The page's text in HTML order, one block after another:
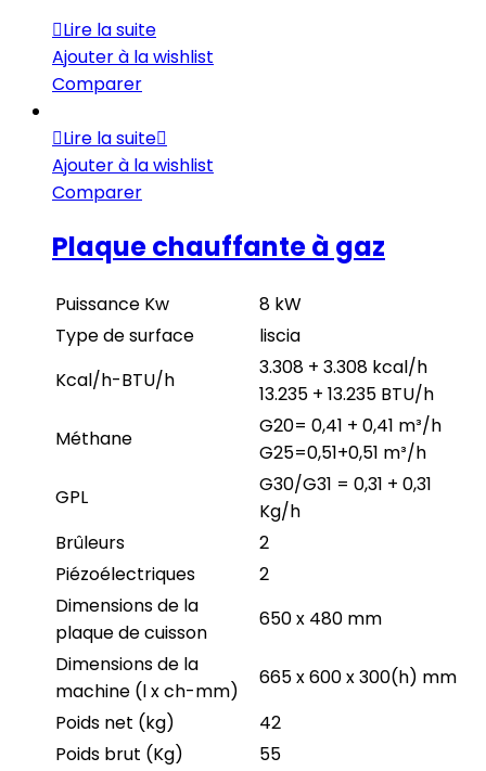
Lire la suite
Ajouter à la wishlist
Comparer
Lire la suite
Ajouter à la wishlist
Comparer
Plaque chauffante à gaz
Puissance Kw
8 kW
Type de surface
liscia
Kcal/h-BTU/h
3.308 + 3.308 kcal/h
13.235 + 13.235 BTU/h
Méthane
G20= 0,41 + 0,41 m³/h
G25=0,51+0,51 m³/h
GPL
G30/G31 = 0,31 + 0,31
Kg/h
Brûleurs
2
Piézoélectriques
2
Dimensions de la
plaque de cuisson
650 x 480 mm
Dimensions de la
machine (l x ch-mm)
665 x 600 x 300(h) mm
Poids net (kg)
42
Poids brut (Kg)
55